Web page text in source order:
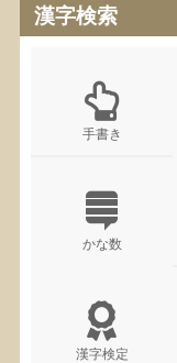
漢字検索
手書き
かな数
漢字検定